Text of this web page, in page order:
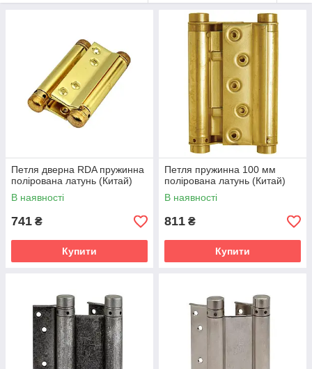
Петля дверна RDA пружинна
полірована латунь (Китай)
В наявності
741 ₴
Купити
Петля пружинна 100 мм
полірована латунь (Китай)
В наявності
811 ₴
Купити